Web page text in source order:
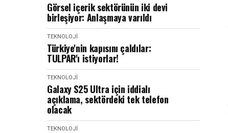
Görsel içerik sektörünün iki devi
birleşiyor: Anlaşmaya varıldı
TEKNOLOJI
Türkiye'nin kapısını çaldılar:
TULPAR'ı istiyorlar!
TEKNOLOJI
Galaxy S25 Ultra için iddialı
açıklama, sektördeki tek telefon
olacak
TEKNOLOJI